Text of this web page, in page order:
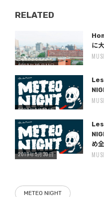
RELATED
に
2019年10月11日
Warning : Undefined variable $post_id in
/home/storywriter/storywriter.tokyo/public_html/wp-content/themes/StoryWriter/single.phpon line242
2019年7月19日
Warning : Undefined variable $post_id in
/home/storywriter/storywriter.tokyo/public_html/wp-content/themes/StoryWriter/single.phpon line242
め
2019年5月30日
METEO NIGHT